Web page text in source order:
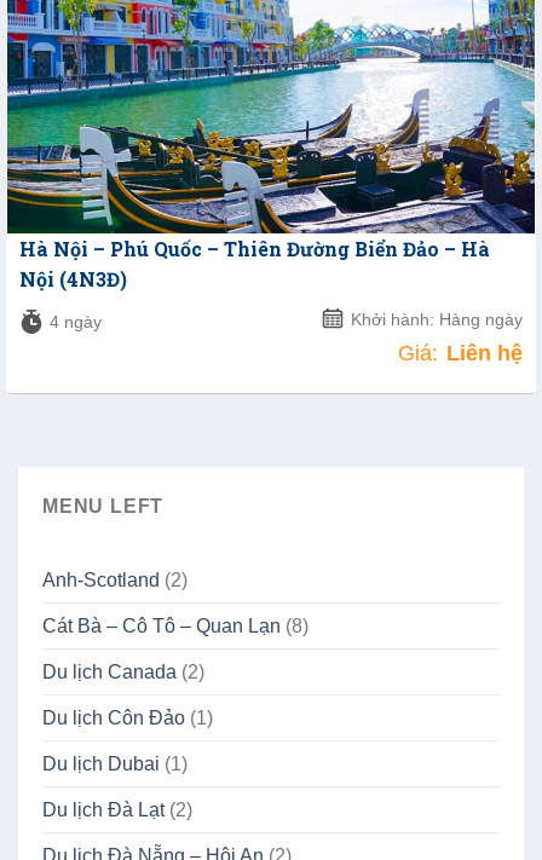
MENU LEFT
Anh-Scotland (2)
Cát Bà – Cô Tô – Quan Lạn (8)
Du lịch Canada (2)
Du lịch Côn Đảo (1)
Du lịch Dubai (1)
Du lịch Đà Lạt(2)
Du lịch Đà Nẵng – Hội An (2)
Hà Nội – Phú Quốc – Thiên Đường Biển Đảo – Hà
Nội (4N3Đ)
4 ngày Khởi hành: Hàng ngày
Giá: Liên hệ